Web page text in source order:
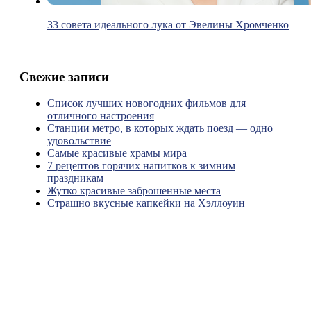
33 совета идеального лука от Эвелины Хромченко
Свежие записи
Список лучших новогодних фильмов для
отличного настроения
Станции метро, в которых ждать поезд — одно
удовольствие
Самые красивые храмы мира
7 рецептов горячих напитков к зимним
праздникам
Жутко красивые заброшенные места
Страшно вкусные капкейки на Хэллоуин